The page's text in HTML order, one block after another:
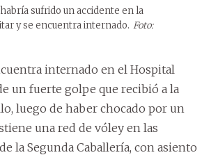
sufrido un accidente en la
y se encuentra internado. Foto:
internado en el Hospital
un fuerte golpe que recibió a la
luego de haber chocado por un
una red de vóley en las
la Segunda Caballería, con asiento